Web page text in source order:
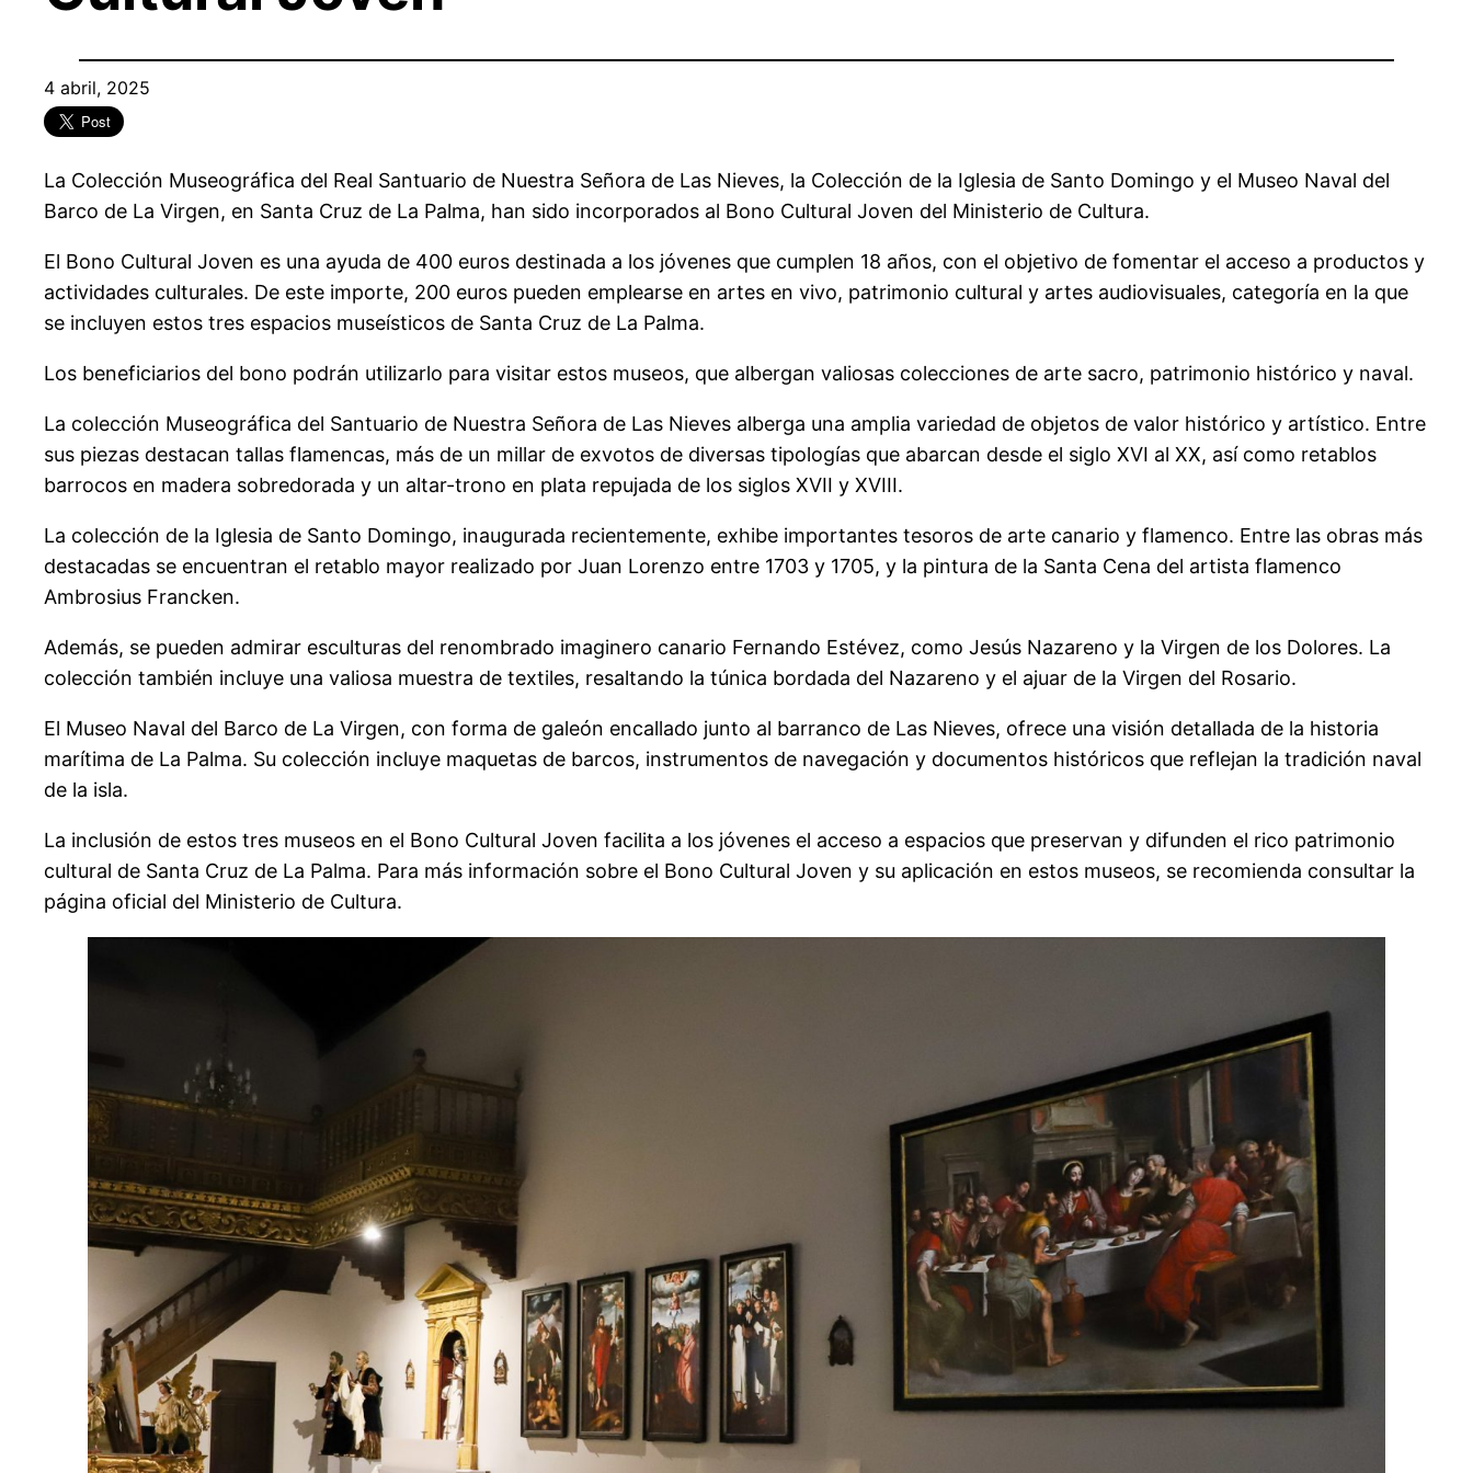
4 abril, 2025
La Colección Museográfica del Real Santuario de Nuestra Señora de Las Nieves, la Colección de la Iglesia de Santo Domingo y el Museo Naval del
Barco de La Virgen, en Santa Cruz de La Palma, han sido incorporados al Bono Cultural Joven del Ministerio de Cultura.
El Bono Cultural Joven es una ayuda de 400 euros destinada a los jóvenes que cumplen 18 años, con el objetivo de fomentar el acceso a productos y
actividades culturales. De este importe, 200 euros pueden emplearse en artes en vivo, patrimonio cultural y artes audiovisuales, categoría en la que
se incluyen estos tres espacios museísticos de Santa Cruz de La Palma.
Los beneficiarios del bono podrán utilizarlo para visitar estos museos, que albergan valiosas colecciones de arte sacro, patrimonio histórico y naval.
La colección Museográfica del Santuario de Nuestra Señora de Las Nieves alberga una amplia variedad de objetos de valor histórico y artístico. Entre
sus piezas destacan tallas flamencas, más de un millar de exvotos de diversas tipologías que abarcan desde el siglo XVI al XX, así como retablos
barrocos en madera sobredorada y un altar-trono en plata repujada de los siglos XVII y XVIII.
La colección de la Iglesia de Santo Domingo, inaugurada recientemente, exhibe importantes tesoros de arte canario y flamenco. Entre las obras más
destacadas se encuentran el retablo mayor realizado por Juan Lorenzo entre 1703 y 1705, y la pintura de la Santa Cena del artista flamenco
Ambrosius Francken.
Además, se pueden admirar esculturas del renombrado imaginero canario Fernando Estévez, como Jesús Nazareno y la Virgen de los Dolores. La
colección también incluye una valiosa muestra de textiles, resaltando la túnica bordada del Nazareno y el ajuar de la Virgen del Rosario.
El Museo Naval del Barco de La Virgen, con forma de galeón encallado junto al barranco de Las Nieves, ofrece una visión detallada de la historia
marítima de La Palma. Su colección incluye maquetas de barcos, instrumentos de navegación y documentos históricos que reflejan la tradición naval
de la isla.
La inclusión de estos tres museos en el Bono Cultural Joven facilita a los jóvenes el acceso a espacios que preservan y difunden el rico patrimonio
cultural de Santa Cruz de La Palma. Para más información sobre el Bono Cultural Joven y su aplicación en estos museos, se recomienda consultar la
página oficial del Ministerio de Cultura.